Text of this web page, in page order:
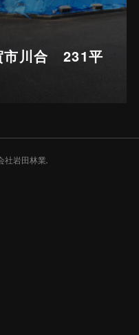
市川合 231平
社岩田林業.